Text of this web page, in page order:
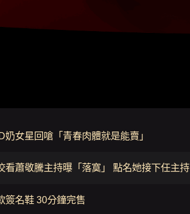
奶女星回嗆「青春肉體就是能賣」
看蕭敬騰主持曝「落寞」 點名她接下任主持
簽名鞋 30分鐘完售